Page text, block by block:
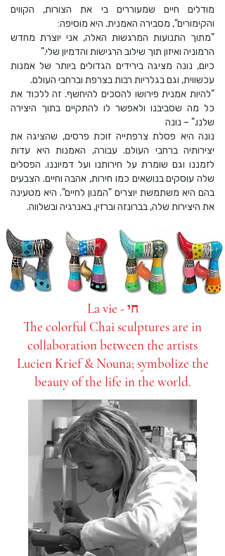
מודלים חיים שמעוררים בי את הצורות, הקווים
והקימורים", מסבירה האמנית. היא מוסיפה:
"מתוך התנועות המרגשות האלה, אני יוצרת מחדש
הרמוניה ואיזון תוך שילוב הרגישות והדמיון שלי."
כיום, נונה מציגה בירידים הגדולים ביותר של אמנות
עכשווית, וגם בגלריות רבות בצרפת וברחבי העולם.
"להיות אמנית פירושו להסכים להיחשף. זה ללכוד את
כל מה שסביבנו ולאפשר לו להתקיים בתוך היצירה
שלנו." – נונה
נונה היא פסלת צרפתייה זוכת פרסים, שהציגה את
יצירותיה ברחבי העולם. עבורה, האמנות היא עדות
לזמננו וגם שומרת על חירותנו ועל דמיוננו. הפסלים
שלה עוסקים בנושאים כמו חירות, אהבה וחיים. הצבעים
בהם היא משתמשת יוצרים "המנון לחיים". היא מטעינה
את היצירות שלה, בברונזה וברזין, באנרגיה ובשלווה.
La vie - חי
The colorful Chai sculptures are in
collaboration between the artists
Lucien Krief & Nouna; symbolize the
beauty of the life in the world.